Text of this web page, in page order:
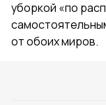
уборкой «по
от обоих миров.